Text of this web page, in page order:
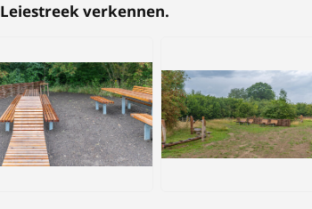
verkennen.
JPG